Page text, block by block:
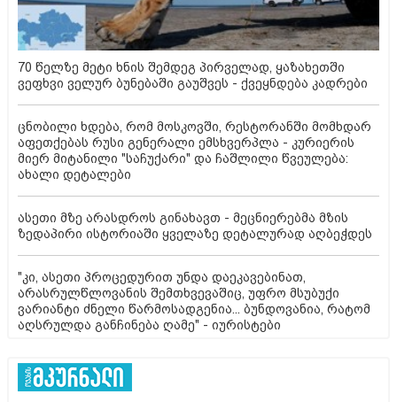
70 წელზე მეტი ხნის შემდეგ პირველად, ყაზახეთში
ვეფხვი ველურ ბუნებაში გაუშვეს - ქვეყნდება კადრები
ცნობილი ხდება, რომ მოსკოვში, რესტორანში მომხდარ
აფეთქებას რუსი გენერალი ემსხვერპლა - კურიერის
მიერ მიტანილი "საჩუქარი" და ჩაშლილი წვეულება:
ახალი დეტალები
ასეთი მზე არასდროს გინახავთ - მეცნიერებმა მზის
ზედაპირი ისტორიაში ყველაზე დეტალურად აღბეჭდეს
"კი, ასეთი პროცედურით უნდა დაეკავებინათ,
არასრულწლოვანის შემთხვევაშიც, უფრო მსუბუქი
ვარიანტი ძნელი წარმოსადგენია... ბუნდოვანია, რატომ
აღსრულდა განჩინება ღამე" - იურისტები